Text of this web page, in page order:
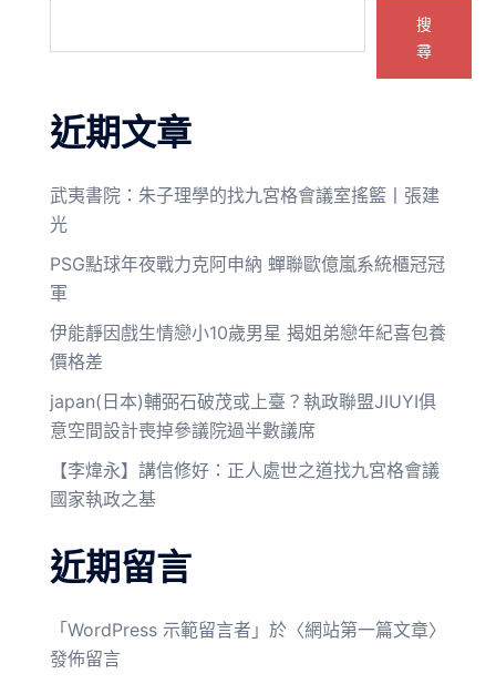
搜
尋
近期文章
武夷書院：朱子理學的找九宮格會議室搖籃丨張建
光
PSG點球年夜戰力克阿申納 蟬聯歐億嵐系統櫃冠冠
軍
伊能靜因戲生情戀小10歲男星 揭姐弟戀年紀喜包養
價格差
japan(日本)輔弼石破茂或上臺？執政聯盟JIUYI俱
意空間設計喪掉參議院過半數議席
【李煒永】講信修好：正人處世之道找九宮格會議
國家執政之基
近期留言
「 WordPress 示範留言者 」於〈網站第一篇文章〉
發佈留言